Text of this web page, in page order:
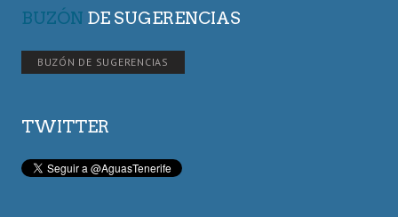
BUZÓN DE SUGERENCIAS
BUZÓN DE SUGERENCIAS
TWITTER